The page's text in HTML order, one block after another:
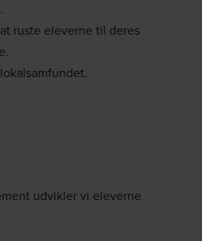
ruste eleverne til deres
udvikler vi eleverne